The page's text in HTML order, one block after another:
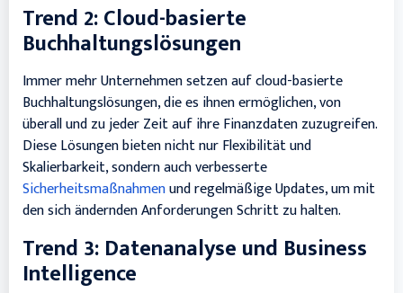
Trend 2: Cloud-basierte
Buchhaltungslösungen
Immer mehr Unternehmen setzen auf cloud-basierte
Buchhaltungslösungen, die es ihnen ermöglichen, von
überall und zu jeder Zeit auf ihre Finanzdaten zuzugreifen.
Diese Lösungen bieten nicht nur Flexibilität und
Skalierbarkeit, sondern auch verbesserte
Sicherheitsmaßnahmenund regelmäßige Updates, um mit
den sich ändernden Anforderungen Schritt zu halten.
Trend 3: Datenanalyse und Business
Intelligence